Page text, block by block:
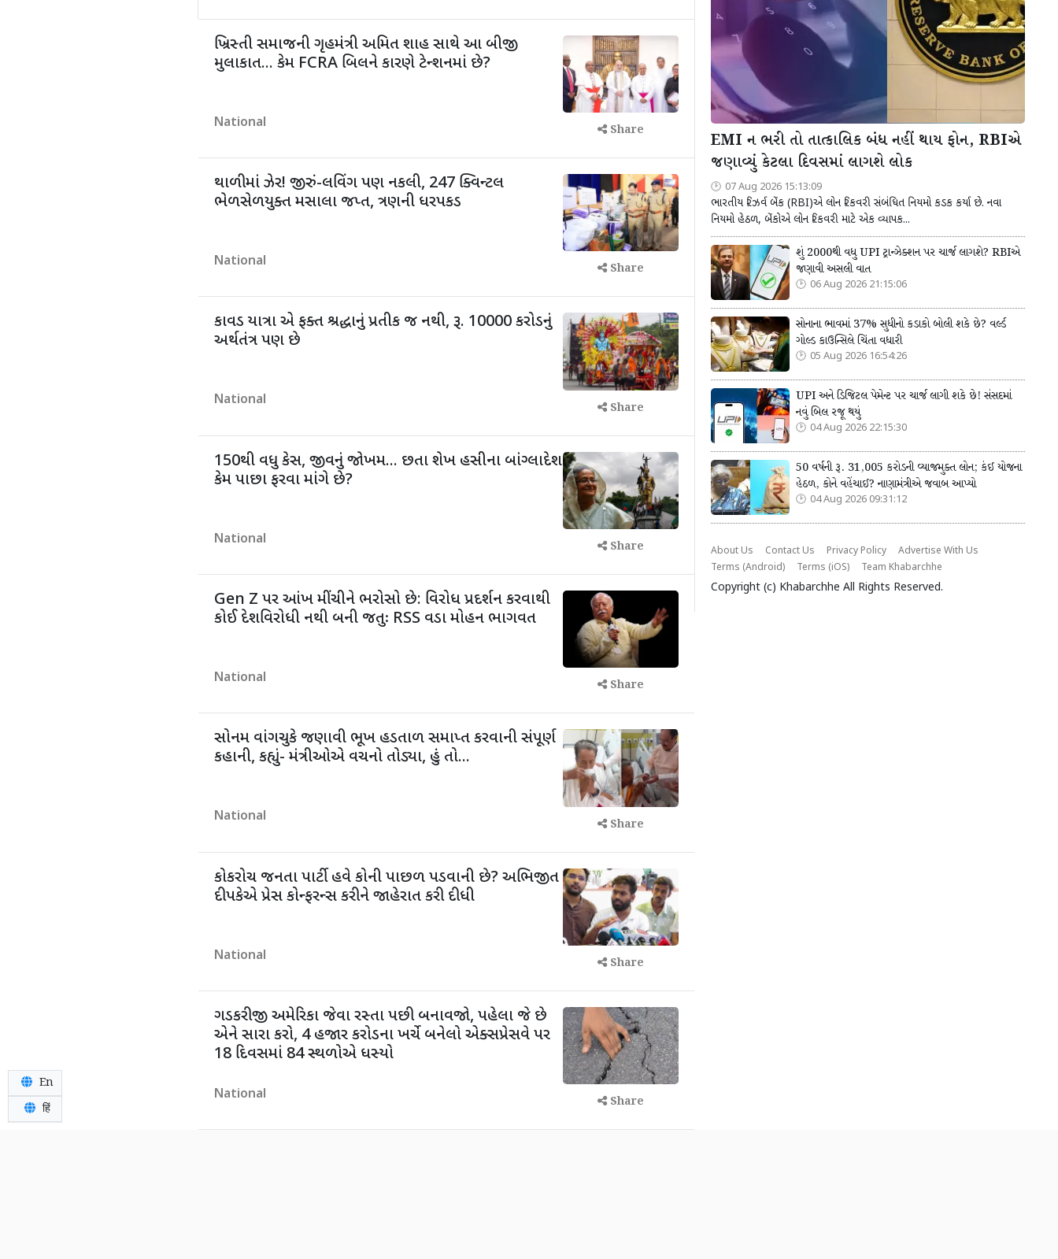
ખ્રિસ્તી સમાજની ગૃહમંત્રી અમિત શાહ સાથે આ બીજી
મુલાકાત... કેમ FCRA બિલને કારણે ટેન્શનમાં છે?
National Share
થાળીમાં ઝેર! જીરું-લવિંગ પણ નકલી, 247 ક્વિન્ટલ
ભેળસેળયુક્ત મસાલા જપ્ત, ત્રણની ધરપકડ
National Share
કાવડ યાત્રા એ ફક્ત શ્રદ્ધાનું પ્રતીક જ નથી, રૂ. 10000 કરોડનું
અર્થતંત્ર પણ છે
National Share
150થી વધુ કેસ, જીવનું જોખમ... છતા શેખ હસીના બાંગ્લાદેશ
કેમ પાછા ફરવા માંગે છે?
National Share
Gen Z પર આંખ મીંચીને ભરોસો છે: વિરોધ પ્રદર્શન કરવાથી
કોઈ દેશવિરોધી નથી બની જતુઃ RSS વડા મોહન ભાગવત
National Share
સોનમ વાંગચુકે જણાવી ભૂખ હડતાળ સમાપ્ત કરવાની સંપૂર્ણ
કહાની, કહ્યું- મંત્રીઓએ વચનો તોડ્યા, હું તો...
National Share
કોકરોચ જનતા પાર્ટી હવે કોની પાછળ પડવાની છે? અભિજીત
દીપકેએ પ્રેસ કોન્ફરન્સ કરીને જાહેરાત કરી દીધી
National Share
ગડકરીજી અમેરિકા જેવા રસ્તા પછી બનાવજો, પહેલા જે છે
એને સારા કરો, 4 હજાર કરોડના ખર્ચે બનેલો એક્સપ્રેસવે પર
18 દિવસમાં 84 સ્થળોએ ધસ્યો
National Share
EMI ન ભરી તો તાત્કાલિક બંધ નહીં થાય ફોન, RBIએ
જણાવ્યું કેટલા દિવસમાં લાગશે લોક
07 Aug 2026 15:13:09
ભારતીય રિઝર્વ બેંક (RBI)એ લોન રિકવરી સંબંધિત નિયમો કડક કર્યા છે. નવા
નિયમો હેઠળ, બેંકોએ લોન રિકવરી માટે એક વ્યાપક...
શું 2000થી વધુ UPI ટ્રાન્ઝેક્શન પર ચાર્જ લાગશે? RBIએ
જણાવી અસલી વાત
06 Aug 2026 21:15:06
સોનાના ભાવમાં 37% સુધીનો કડાકો બોલી શકે છે? વર્લ્ડ
ગોલ્ડ કાઉન્સિલે ચિંતા વધારી
05 Aug 2026 16:54:26
UPI અને ડિજિટલ પેમેન્ટ પર ચાર્જ લાગી શકે છે! સંસદમાં
નવું બિલ રજૂ થયું
04 Aug 2026 22:15:30
50 વર્ષની રૂ. 31,005 કરોડની વ્યાજમુક્ત લોન; કંઈ યોજના
હેઠળ, કોને વહેંચાઈ? નાણામંત્રીએ જવાબ આપ્યો
04 Aug 2026 09:31:12
About Us Contact Us Privacy Policy
Advertise With Us
Terms (Android)
Terms (iOS) Team Khabarchhe
Copyright (c) Khabarchhe All Rights Reserved.
En
हिं